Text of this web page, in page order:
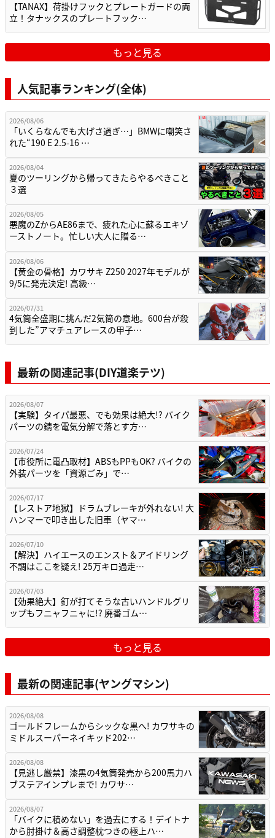
【TANAX】荷掛けフックとプレートガードの両
立！タナックスのプレートフック…
もっと見る
人気記事ランキング(全体)
2026/08/06
「いくらなんでも大げさ過ぎ…」BMWに嘲笑さ
れた“190 E 2.5-16 …
2026/08/04
夏のツーリングから帰ってきたらやるべきこと
３選
2026/08/05
悪魔のZからAE86まで、疲れた心に蘇るエキゾ
ーストノート。忙しい大人に贈る…
2026/08/06
【黄金の骨格】カワサキ Z250 2027年モデルが
9/5に発売決定! 高級…
2026/07/31
4気筒全盛期に挑んだ2気筒の意地。600台が殺
到した”アマチュアレースの甲子…
最新の関連記事(DIY道楽テツ)
2026/08/07
【実験】タイパ最悪、でも効果は絶大!? バイク
パーツの錆を電気分解で落とす方…
2026/07/24
【市役所に電凸取材】ABSもPPもOK? バイクの
外装パーツを「資源ごみ」で…
2026/07/17
【レストア地獄】ドラムブレーキが外れない! 大
ハンマーで叩き出した旧車（ヤマ…
2026/07/10
【解決】ハイエースのエンスト＆アイドリング
不調はここを疑え! 25万キロ過走…
2026/07/03
【効果絶大】釘が打てそうな古いハンドルグリ
ップもフニャフニャに!? 廃番ゴム…
もっと見る
最新の関連記事(ヤングマシン)
2026/08/08
ゴールドフレームからシックな黒へ! カワサキの
ミドルスーパーネイキッド202…
2026/08/08
【見逃し厳禁】漆黒の4気筒発売から200馬力ハ
ブステアインプレまで! カワサ…
2026/08/07
「バイクに積めない」を過去にする！デイトナ
から肘掛け＆高さ調整枕つきの極上ハ…